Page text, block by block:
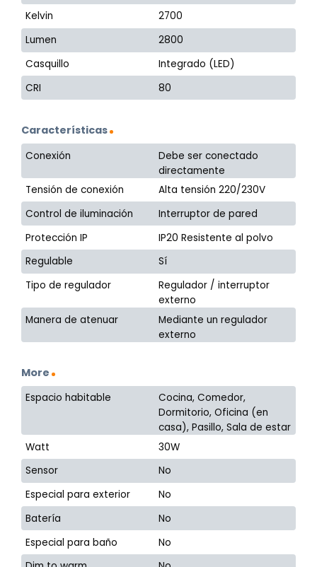
Kelvin
2700
Lumen
2800
Casquillo
Integrado (LED)
CRI
80
Características
Conexión
Debe ser conectado
directamente
Tensión de conexión
Alta tensión 220/230V
Control de iluminación
Interruptor de pared
Protección IP
IP20 Resistente al polvo
Regulable
Sí
Tipo de regulador
Regulador / interruptor
externo
Manera de atenuar
Mediante un regulador
externo
More
Espacio habitable
Cocina, Comedor,
Dormitorio, Oficina (en
casa), Pasillo, Sala de estar
Watt
30W
Sensor
No
Especial para exterior
No
Batería
No
Especial para baño
No